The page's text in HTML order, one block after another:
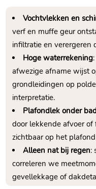
Vochtvlekken en
verf en muffe geur
infiltratie en verergeren
Hoge waterrekening
afwezige afname wijst
grondleidingen op
interpretatie.​
Plafondlek onder
door lekkende afvoer
zichtbaar op het
Alleen nat bij regen:
correleren we
gevellekkage of